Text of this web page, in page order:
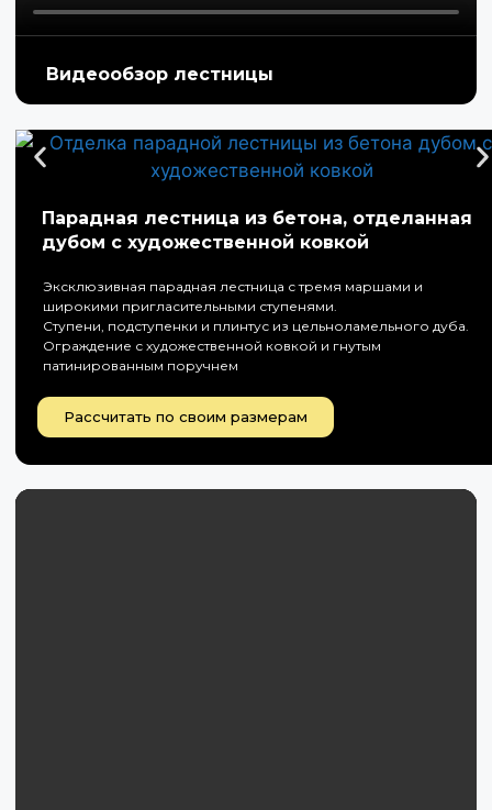
Видеообзор лестницы
Парадная лестница из бетона, отделанная
дубом с художественной ковкой
Эксклюзивная парадная лестница с тремя маршами и
широкими пригласительными ступенями.
Ступени, подступенки и плинтус из цельноламельного дуба.
Ограждение с художественной ковкой и гнутым
патинированным поручнем
Рассчитать по своим размерам